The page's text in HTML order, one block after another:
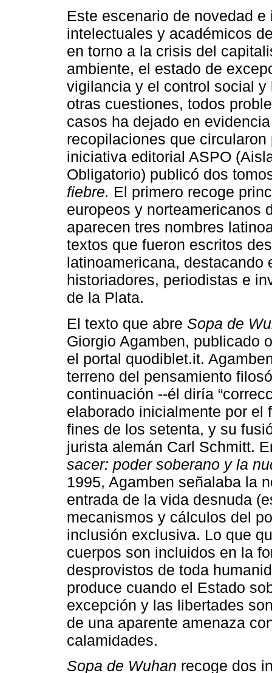
Este escenario de novedad
intelectuales y académicos
en torno a la crisis del
ambiente, el estado de
vigilancia y el control social
otras cuestiones, todos
casos ha dejado en
recopilaciones que
iniciativa editorial ASPO
Obligatorio) publicó dos
fiebre. El primero recoge
europeos y norteamericanos
aparecen tres nombres
textos que fueron escritos
latinoamericana, destacando
historiadores, periodistas e
de la Plata.
El texto que abre Sopa de
Giorgio Agamben, publicado
el portal quodiblet.it.
terreno del pensamiento
continuación --él diría
elaborado inicialmente por el
fines de los setenta, y su
jurista alemán Carl Schmitt.
sacer: poder soberano y la
1995, Agamben señalaba la
entrada de la vida desnuda
mecanismos y cálculos del
inclusión exclusiva. Lo que
cuerpos son incluidos en la
desprovistos de toda
produce cuando el Estado
excepción y las libertades
de una aparente amenaza
calamidades.
Sopa de Wuhan recoge dos